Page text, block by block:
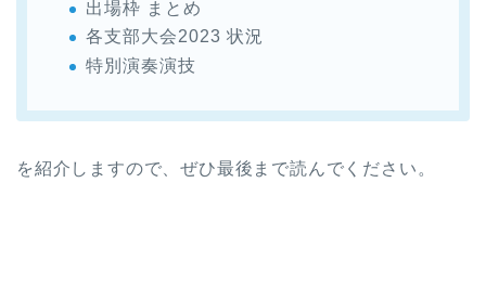
出場枠 まとめ
各支部大会2023 状況
特別演奏演技
を紹介しますので、ぜひ最後まで読んでください。